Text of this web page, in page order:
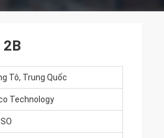
2B
Tô, Trung Quốc
Technology